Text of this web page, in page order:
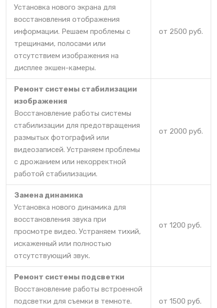
Установка нового экрана для
восстановления отображения
информации. Решаем проблемы с
трещинами, полосами или
отсутствием изображения на
дисплее экшен-камеры.
от 2500 руб.
Ремонт системы стабилизации
изображения
Восстановление работы системы
стабилизации для предотвращения
размытых фотографий или
видеозаписей. Устраняем проблемы
с дрожанием или некорректной
работой стабилизации.
от 2000 руб.
Замена динамика
Установка нового динамика для
восстановления звука при
просмотре видео. Устраняем тихий,
искаженный или полностью
отсутствующий звук.
от 1200 руб.
Ремонт системы подсветки
Восстановление работы встроенной
подсветки для съемки в темноте.
от 1500 руб.